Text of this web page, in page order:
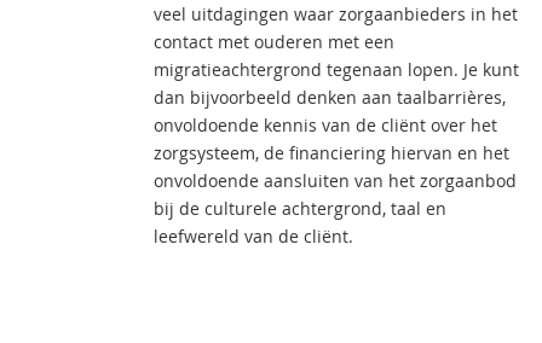
veel uitdagingen waar zorgaanbieders in het
contact met ouderen met een
migratieachtergrond tegenaan lopen. Je kunt
dan bijvoorbeeld denken aan taalbarrières,
onvoldoende kennis van de cliënt over het
zorgsysteem, de financiering hiervan en het
onvoldoende aansluiten van het zorgaanbod
bij de culturele achtergrond, taal en
leefwereld van de cliënt.